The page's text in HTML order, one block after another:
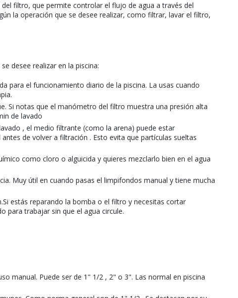
filtro, que permite controlar el flujo de agua a través del
la operación que se desee realizar, como filtrar, lavar el filtro,
desee realizar en la piscina:
para el funcionamiento diario de la piscina. La usas cuando
Si notas que el manómetro del filtro muestra una presión alta
de lavado
, el medio filtrante (como la arena) puede estar
de volver a filtración . Esto evita que partículas sueltas
como cloro o alguicida y quieres mezclarlo bien en el agua
Muy útil en cuando pasas el limpifondos manual y tiene mucha
estás reparando la bomba o el filtro y necesitas cortar
para trabajar sin que el agua circule.
manual. Puede ser de 1" 1/2 , 2" o 3". Las normal en piscina